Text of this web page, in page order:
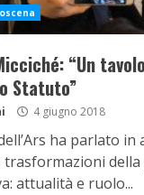
“Un
Statuto”
4 giugno 2018
ha parlato in
trasformazioni
attualità e ruolo...